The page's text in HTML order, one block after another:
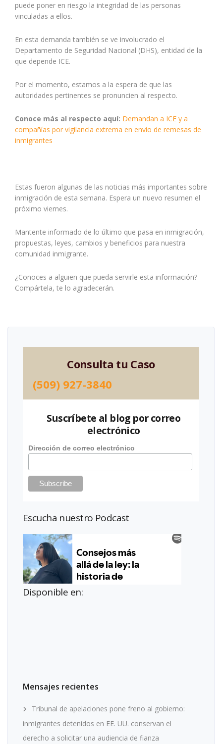
puede poner en riesgo la integridad de las personas
vinculadas a ellos.
En esta demanda también se ve involucrado el
Departamento de Seguridad Nacional (DHS), entidad de la
que depende ICE.
Por el momento, estamos a la espera de que las
autoridades pertinentes se pronuncien al respecto.
Conoce más al respecto aquí: Demandan a ICE y a
compañías por vigilancia extrema en envío de remesas de
inmigrantes
Estas fueron algunas de las noticias más importantes sobre
inmigración de esta semana. Espera un nuevo resumen el
próximo viernes.
Mantente informado de lo último que pasa en inmigración,
propuestas, leyes, cambios y beneficios para nuestra
comunidad inmigrante.
¿Conoces a alguien que pueda servirle esta información?
Compártela, te lo agradecerán.
Consulta tu Caso
(509) 927-3840
Suscríbete al blog por correo
electrónico
Dirección de correo electrónico
Escucha nuestro Podcast
Disponible en:
Mensajes recientes
Tribunal de apelaciones pone freno al gobierno:
inmigrantes detenidos en EE. UU. conservan el
derecho a solicitar una audiencia de fianza